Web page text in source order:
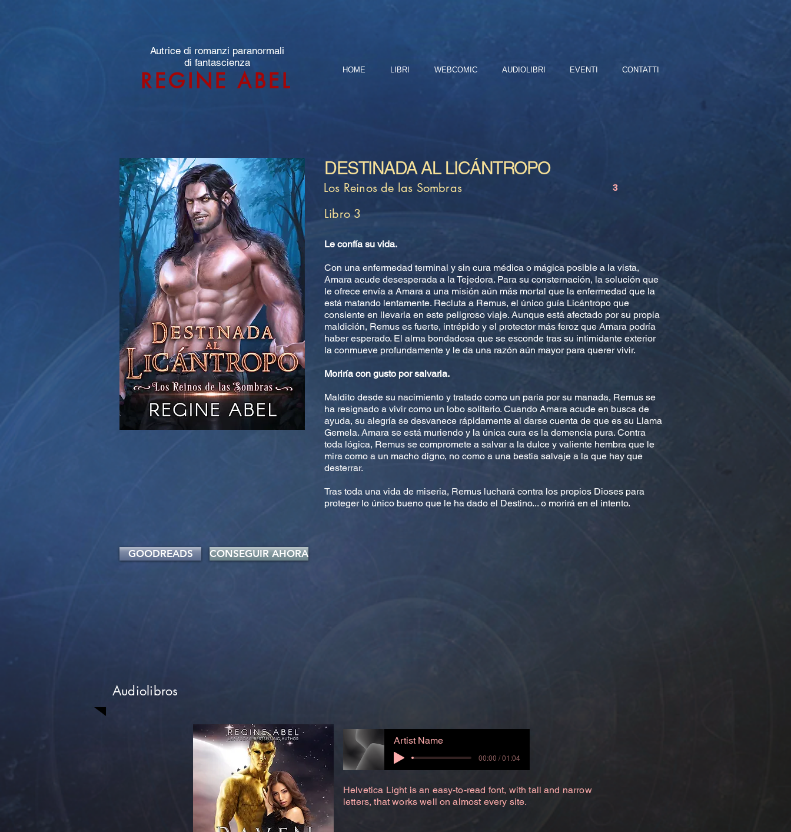
Autrice di romanzi paranormali
di fantascienza
REGINE ABEL HOME LIBRI WEBCOMIC AUDIOLIBRI EVENTI CONTATTI
DESTINADA AL LICÁNTROPO
Los Reinos de las Sombras 3
Libro 3
Le confía su vida.
Con una enfermedad terminal y sin cura médica o mágica posible a la vista,
Amara acude desesperada a la Tejedora. Para su consternación, la solución que
le ofrece envía a Amara a una misión aún más mortal que la enfermedad que la
está matando lentamente. Recluta a Remus, el único guía Licántropo que
consiente en llevarla en este peligroso viaje. Aunque está afectado por su propia
maldición, Remus es fuerte, intrépido y el protector más feroz que Amara podría
haber esperado. El alma bondadosa que se esconde tras su intimidante exterior
la conmueve profundamente y le da una razón aún mayor para querer vivir.
Moriría con gusto por salvarla.
Maldito desde su nacimiento y tratado como un paria por su manada, Remus se
ha resignado a vivir como un lobo solitario. Cuando Amara acude en busca de
ayuda, su alegría se desvanece rápidamente al darse cuenta de que es su Llama
Gemela. Amara se está muriendo y la única cura es la demencia pura. Contra
toda lógica, Remus se compromete a salvar a la dulce y valiente hembra que le
mira como a un macho digno, no como a una bestia salvaje a la que hay que
desterrar.
Tras toda una vida de miseria, Remus luchará contra los propios Dioses para
proteger lo único bueno que le ha dado el Destino... o morirá en el intento.
GOODREADS CONSEGUIR AHORA
Audiolibros
Artist Name
00:00 / 01:04
Helvetica Light is an easy-to-read font, with tall and narrow
letters, that works well on almost every site.